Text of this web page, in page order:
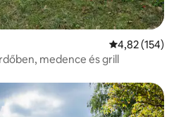
Átlagos
4,82 (154)
medence és grill